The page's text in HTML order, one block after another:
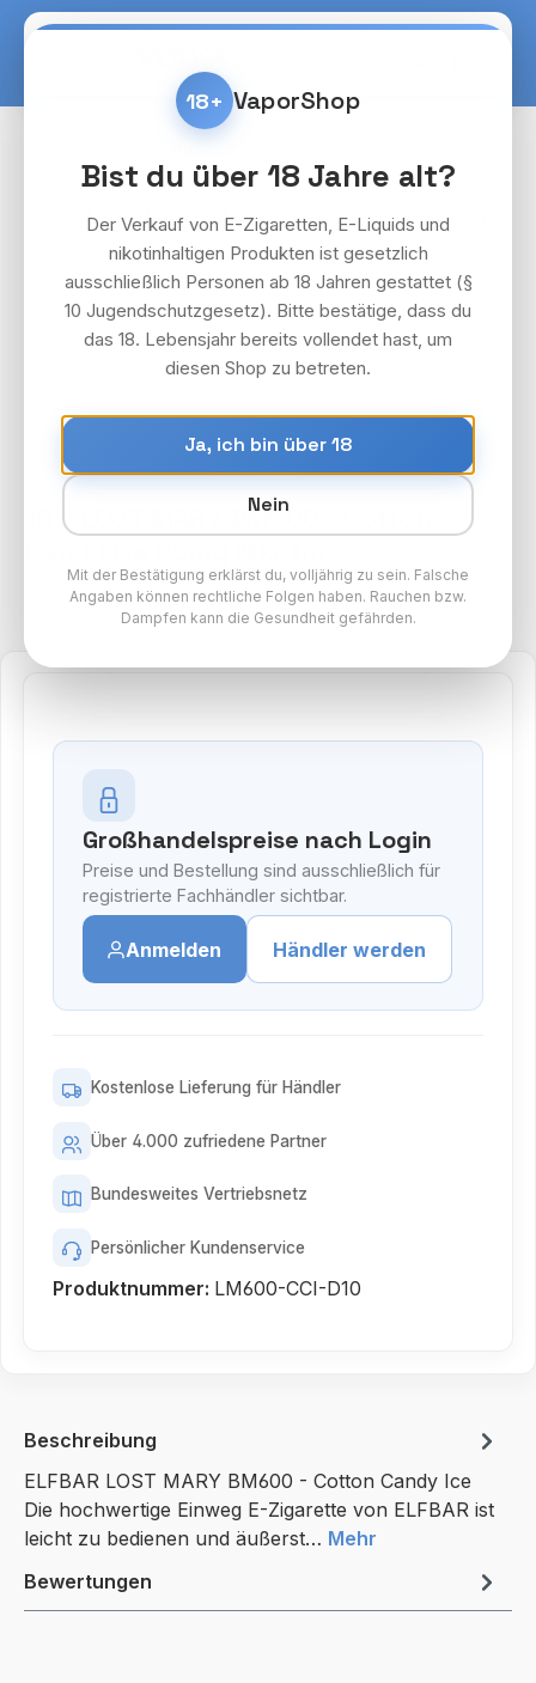
Zum Hauptinhalt springen
Bildergalerie überspringen
10 x LOST MARY BM600 - Cotton
Lost Mary BM600 Paket
Großhandelspreise nach Login
Preise und Bestellung sind ausschließlich für
registrierte Fachhändler sichtbar.
Anmelden Händler werden
Kostenlose Lieferung für Händler
Über 4.000 zufriedene Partner
Bundesweites Vertriebsnetz
Persönlicher Kundenservice
Produktnummer: LM600-CCI-D10
Beschreibung
ELFBAR LOST MARY BM600 - Cotton Candy Ice
Die hochwertige Einweg E-Zigarette von ELFBAR ist
leicht zu bedienen und äußerst… Mehr
Bewertungen
18+ VaporShop
Bist du über 18 Jahre alt?
Der Verkauf von E-Zigaretten, E-Liquids und
nikotinhaltigen Produkten ist gesetzlich
ausschließlich Personen ab 18 Jahren gestattet (§
10 Jugendschutzgesetz). Bitte bestätige, dass du
das 18. Lebensjahr bereits vollendet hast, um
diesen Shop zu betreten.
Ja, ich bin über 18
Nein
Mit der Bestätigung erklärst du, volljährig zu sein. Falsche
Angaben können rechtliche Folgen haben. Rauchen bzw.
Dampfen kann die Gesundheit gefährden.